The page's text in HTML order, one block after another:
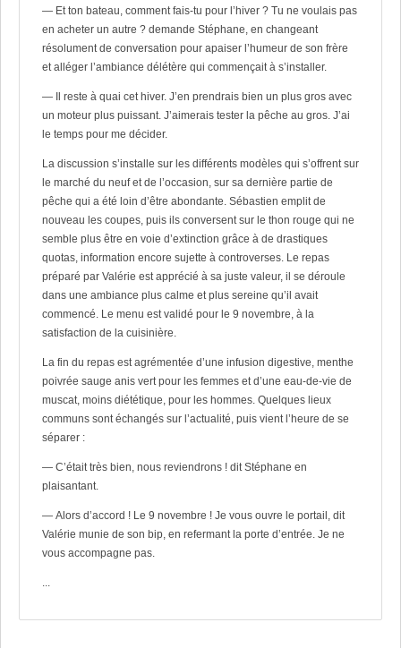
— Et ton bateau, comment fais-tu pour l’hiver ? Tu ne voulais pas
en acheter un autre ? demande Stéphane, en changeant
résolument de conversation pour apaiser l’humeur de son frère
et alléger l’ambiance délétère qui commençait à s’installer.
— Il reste à quai cet hiver. J’en prendrais bien un plus gros avec
un moteur plus puissant. J’aimerais tester la pêche au gros. J’ai
le temps pour me décider.
La discussion s’installe sur les différents modèles qui s’offrent sur
le marché du neuf et de l’occasion, sur sa dernière partie de
pêche qui a été loin d’être abondante. Sébastien emplit de
nouveau les coupes, puis ils conversent sur le thon rouge qui ne
semble plus être en voie d’extinction grâce à de drastiques
quotas, information encore sujette à controverses. Le repas
préparé par Valérie est apprécié à sa juste valeur, il se déroule
dans une ambiance plus calme et plus sereine qu’il avait
commencé. Le menu est validé pour le 9 novembre, à la
satisfaction de la cuisinière.
La fin du repas est agrémentée d’une infusion digestive, menthe
poivrée sauge anis vert pour les femmes et d’une eau-de-vie de
muscat, moins diététique, pour les hommes. Quelques lieux
communs sont échangés sur l’actualité, puis vient l’heure de se
séparer :
— C’était très bien, nous reviendrons ! dit Stéphane en
plaisantant.
— Alors d’accord ! Le 9 novembre ! Je vous ouvre le portail, dit
Valérie munie de son bip, en refermant la porte d’entrée. Je ne
vous accompagne pas.
...